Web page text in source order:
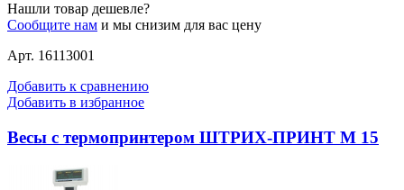
Нашли товар дешевле?
Сообщите нам и мы снизим для вас цену
Арт. 16113001
Добавить к сравнению
Добавить в избранное
Весы с термопринтером ШТРИХ-ПРИНТ M 15